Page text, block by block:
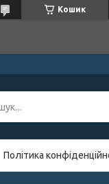
Кошик
Політика